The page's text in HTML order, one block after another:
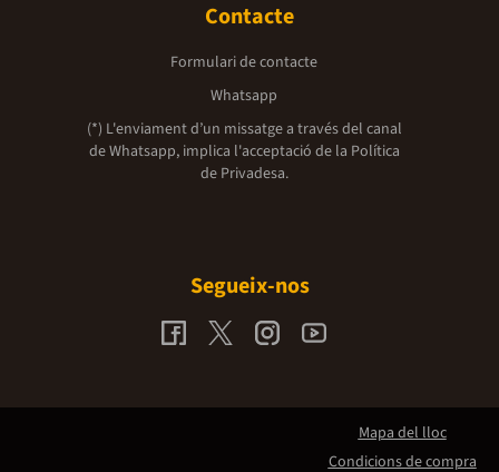
Contacte
Formulari de contacte
Whatsapp
(*) L'enviament d’un missatge a través del canal
de Whatsapp, implica l'acceptació de la Política
de Privadesa.
Segueix-nos
Mapa del lloc
Condicions de compra